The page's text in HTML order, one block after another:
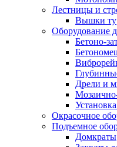
Лестницы и
Вышки
Оборудование
Бетоно-
Дрели и
Окрасочное
Подъемное
Домкраты